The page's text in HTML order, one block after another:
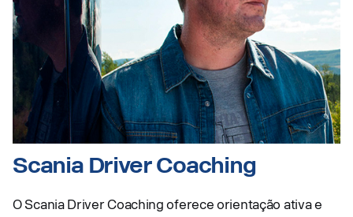
Scania Driver Coaching
O Scania Driver Coaching oferece orientação ativa e